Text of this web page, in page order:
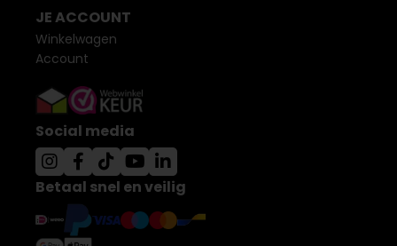
JE ACCOUNT
Winkelwagen
Account
Social media
Betaal snel en veilig